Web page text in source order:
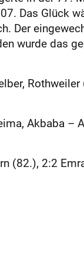
Das Glück
Der
wurde das
Akbaba –
(82.), 2:2